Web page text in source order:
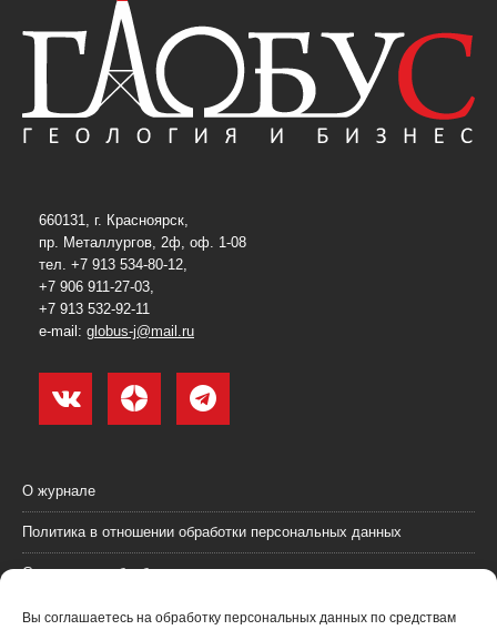
Вы соглашаетесь на обработку персональных данных по средствам
660131, г. Красноярск,
пр. Металлургов, 2ф, оф. 1-08
тел. +7 913 534-80-12,
+7 906 911-27-03,
+7 913 532-92-11
e-mail: globus-j@mail.ru
О журнале
Политика в отношении обработки персональных данных
Согласие на обработку персональных данных
Пользовательское соглашение (оферта)